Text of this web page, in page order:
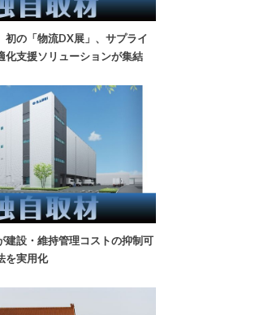
初の「物流DX展」、サプライ
化支援ソリューションが集結
建設・維持管理コストの抑制可
を実用化